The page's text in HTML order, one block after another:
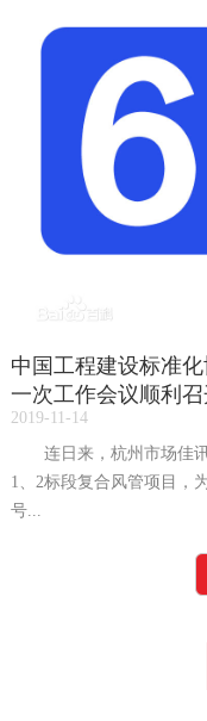
中国工程建设标准
一次工作会议顺利
2019-11-14
连日来，杭州市场佳
1、2标段复合风管项目，
号...